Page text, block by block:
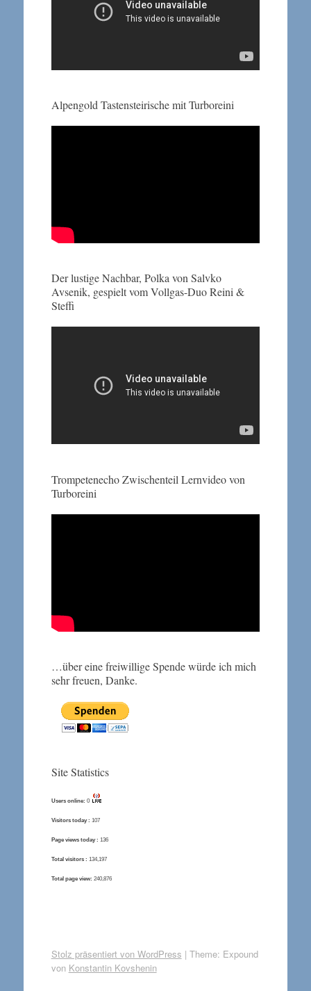
Alpengold Tastensteirische mit Turboreini
Der lustige Nachbar, Polka von Salvko
Avsenik, gespielt vom Vollgas-Duo Reini &
Steffi
Trompetenecho Zwischenteil Lernvideo von
Turboreini
…über eine freiwillige Spende würde ich mich
sehr freuen, Danke.
Site Statistics
Users online: 0
Visitors today : 107
Page views today : 136
Total visitors : 134,197
Total page view: 240,876
Stolz präsentiert von WordPress | Theme: Expound
von Konstantin Kovshenin